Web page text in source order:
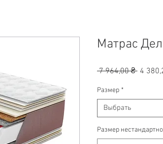
Матрас
7 964,00 ₴ 4
Размер *
Выбрать
Размер